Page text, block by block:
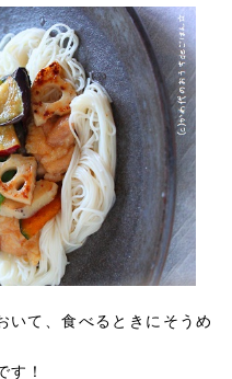
いて、食べるときにそうめ
す！